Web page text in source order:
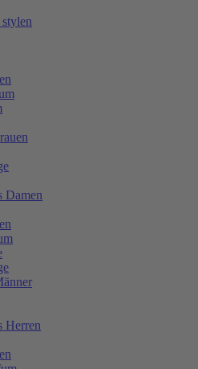
Damen
Herren